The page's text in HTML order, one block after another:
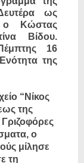
ως
ο Κώστας
Βίδου.
16
της
“Νίκος
της
Γριζοφόρες
ο
μίλησε
τη